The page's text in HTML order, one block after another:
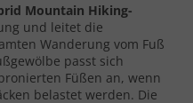
Mountain Hiking-
und leitet die
Wanderung vom Fuß
passt sich
Füßen an, wenn
belastet werden. Die